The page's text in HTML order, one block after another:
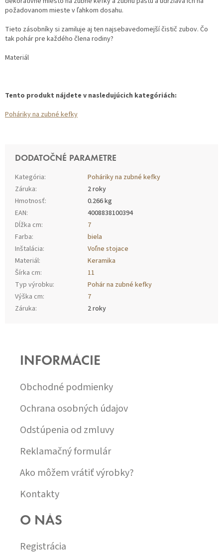
požadovanom mieste v ľahkom dosahu.
Tieto zásobníky si zamiluje aj ten najsebavedomejší čistič zubov. Čo
tak pohár pre každého člena rodiny?
Materiál
Tento produkt nájdete v nasledujúcich kategóriách:
Poháriky na zubné kefky
DODATOČNÉ PARAMETRE
Kategória:
Poháriky na zubné kefky
Záruka:
2 roky
Hmotnosť:
0.266 kg
EAN:
4008838100394
Dĺžka cm:
7
Farba:
biela
Inštalácia:
Voľne stojace
Materiál:
Keramika
Šírka cm:
11
Typ výrobku:
Pohár na zubné kefky
Výška cm:
7
Záruka:
2 roky
INFORMÁCIE
Obchodné podmienky
Ochrana osobných údajov
Odstúpenia od zmluvy
Reklamačný formulár
Ako môžem vrátiť výrobky?
Kontakty
O NÁS
Registrácia